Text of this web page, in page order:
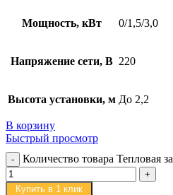
Мощность, кВт 0/1,5/3,0
Напряжение сети, В 220
Высота установки, м До 2,2
В корзину
Быстрый просмотр
Количество товара Тепловая
Купить в 1 клик